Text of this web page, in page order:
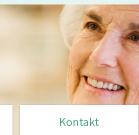
Kontakt